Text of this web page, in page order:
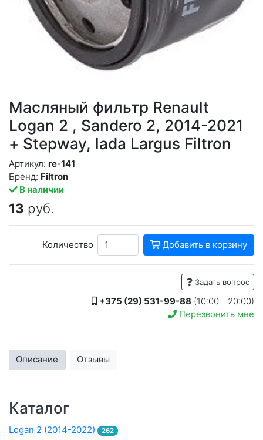
Масляный фильтр Renault
Logan 2 , Sandero 2, 2014-2021
+ Stepway, lada Largus Filtron
В наличии
Бренд: Filtron
Артикул: re-141
13 руб.
Количество Добавить в корзину
Задать вопрос
+375 (29) 531-99-88 (10:00 - 20:00)
Перезвонить мне
Описание Отзывы
Каталог
Logan 2 (2014-2022) 262